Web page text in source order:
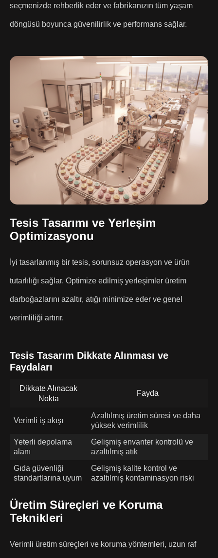
seçmenizde rehberlik eder ve fabrikanızın tüm yaşam
döngüsü boyunca güvenilirlik ve performans sağlar.
Tesis Tasarımı ve Yerleşim
Optimizasyonu
İyi tasarlanmış bir tesis, sorunsuz operasyon ve ürün
tutarlılığı sağlar. Optimize edilmiş yerleşimler üretim
darboğazlarını azaltır, atığı minimize eder ve genel
verimliliği artırır.
Tesis Tasarım Dikkate Alınması ve
Faydaları
Dikkate Alınacak
Nokta
Fayda
Verimli iş akışı
Azaltılmış üretim süresi ve daha
yüksek verimlilik
Yeterli depolama
alanı
Gelişmiş envanter kontrolü ve
azaltılmış atık
Gıda güvenliği
standartlarına uyum
Gelişmiş kalite kontrol ve
azaltılmış kontaminasyon riski
Üretim Süreçleri ve Koruma
Teknikleri
Verimli üretim süreçleri ve koruma yöntemleri, uzun raf